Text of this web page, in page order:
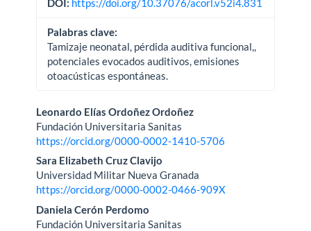
Palabras clave:
Tamizaje neonatal, pérdida auditiva funcional,,
potenciales evocados auditivos, emisiones
otoacústicas espontáneas.
Contenido
principal
del
artículo
Leonardo Elías Ordoñez Ordoñez
Fundación Universitaria Sanitas
https://orcid.org/0000-0002-1410-5706
Sara Elizabeth Cruz Clavijo
Universidad Militar Nueva Granada
https://orcid.org/0000-0002-0466-909X
Daniela Cerón Perdomo
Fundación Universitaria Sanitas